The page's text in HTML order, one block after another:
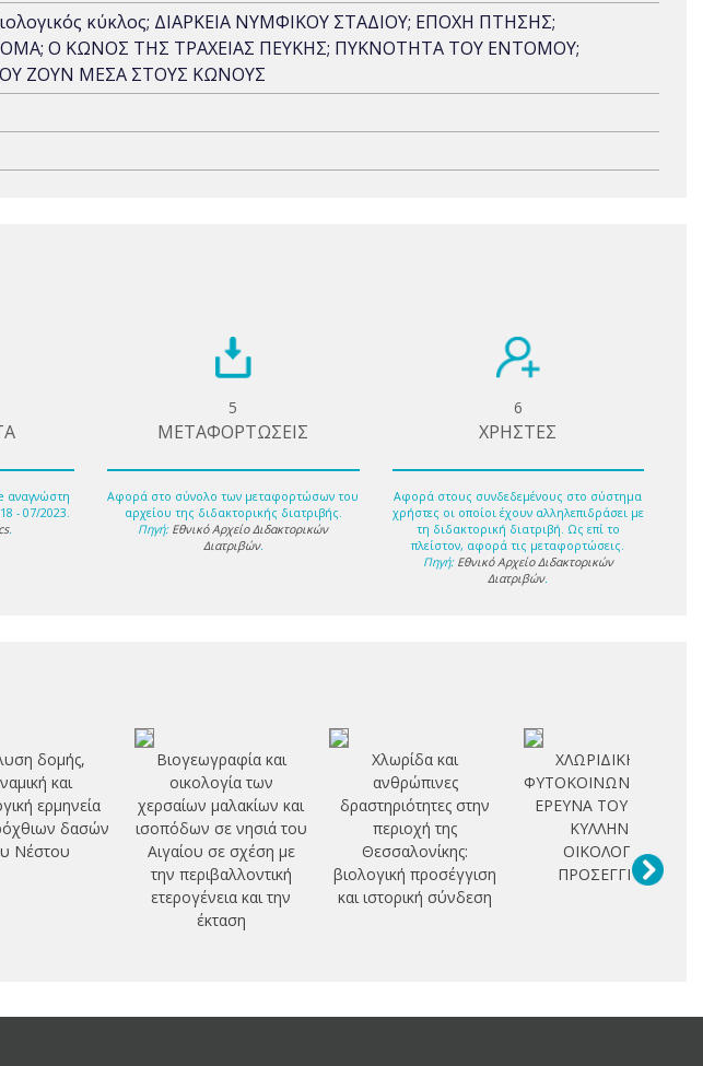
κύκλος; ΔΙΑΡΚΕΙΑ ΝΥΜΦΙΚΟΥ ΣΤΑΔΙΟΥ; ΕΠΟΧΗ ΠΤΗΣΗΣ;
Ο ΚΩΝΟΣ ΤΗΣ ΤΡΑΧΕΙΑΣ ΠΕΥΚΗΣ; ΠΥΚΝΟΤΗΤΑ ΤΟΥ ΕΝΤΟΜΟΥ;
ΖΟΥΝ ΜΕΣΑ ΣΤΟΥΣ ΚΩΝΟΥΣ
αναγνώστη
- 07/2023.
.
5
ΜΕΤΑΦΟΡΤΩΣΕΙΣ
Αφορά στο σύνολο των μεταφορτώσων του
αρχείου της διδακτορικής διατριβής.
Πηγή: Εθνικό Αρχείο Διδακτορικών
Διατριβών.
6
ΧΡΗΣΤΕΣ
Αφορά στους συνδεδεμένους στο σύστημα
χρήστες οι οποίοι έχουν αλληλεπιδράσει με
τη διδακτορική διατριβή. Ως επί το
πλείστον, αφορά τις μεταφορτώσεις.
Πηγή: Εθνικό Αρχείο Διδακτορικών
Διατριβών.
δομής,
και
ερμηνεία
δασών
Νέστου
Βιογεωγραφία και
οικολογία των
χερσαίων μαλακίων και
ισοπόδων σε νησιά του
Αιγαίου σε σχέση με
την περιβαλλοντική
ετερογένεια και την
έκταση
Χλωρίδα και
ανθρώπινες
δραστηριότητες στην
περιοχή της
Θεσσαλονίκης:
βιολογική προσέγγιση
και ιστορική σύνδεση
ΧΛΩΡΙΔΙΚΗ ΚΑΙ
ΦΥΤΟΚΟΙΝΩΝΙΟΛΟΓΙΚΗ
ΕΡΕΥΝΑ ΤΟΥ ΟΡΟΥΣ
ΚΥΛΛΗΝΗ -
ΟΙΚΟΛΟΓΙΚΗ
ΠΡΟΣΕΓΓΙΣΗ -